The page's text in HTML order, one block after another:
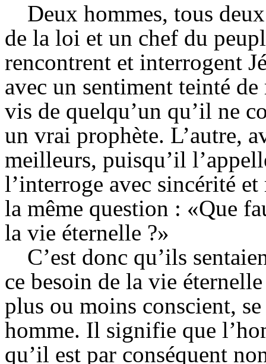
Deux hommes, tous
de la loi et un chef du
rencontrent et interrogent
avec un sentiment teinté
vis de quelqu’un qu’il ne
un vrai prophète. L’autre,
meilleurs, puisqu’il
l’interroge avec sincérité
la même question : «Que
la vie éternelle ?»
C’est donc qu’ils
ce besoin de la vie
plus ou moins conscient,
homme. Il signifie que
qu’il est par conséquent